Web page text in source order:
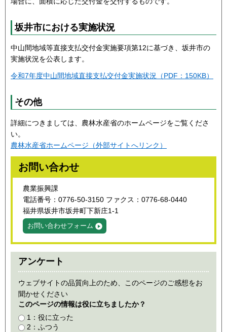
坂井市における実施状況
中山間地域等直接支払交付金実施要項第12に基づき、坂井市の
実施状況を公表します。
令和7年度中山間地域直接支払交付金実施状況（PDF：150KB）
その他
詳細につきましては、農林水産省のホームページをご覧くださ
い。
農林水産省ホームページ（外部サイトへリンク）
お問い合わせ
農業振興課
電話番号：0776-50-3150 ファクス：0776-68-0440
福井県坂井市坂井町下新庄1-1
お問い合わせフォーム
アンケート
ウェブサイトの品質向上のため、このページのご感想をお
聞かせください
このページの情報は役に立ちましたか？
1：役に立った
2：ふつう